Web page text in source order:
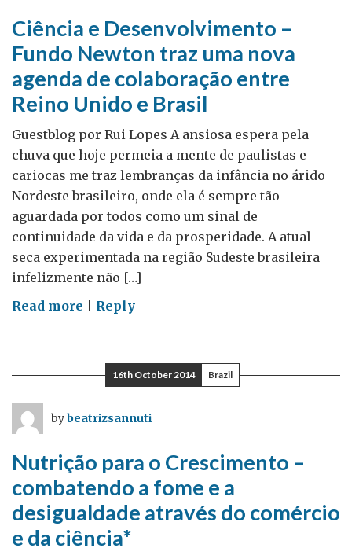
Dady
Ciência e Desenvolvimento –
Fundo Newton traz uma nova
agenda de colaboração entre
Reino Unido e Brasil
Guestblog por Rui Lopes A ansiosa espera pela
chuva que hoje permeia a mente de paulistas e
cariocas me traz lembranças da infância no árido
Nordeste brasileiro, onde ela é sempre tão
aguardada por todos como um sinal de
continuidade da vida e da prosperidade. A atual
seca experimentada na região Sudeste brasileira
infelizmente não […]
Read more on
Desenvolvimento
uma
nova
agenda
colaboração
Reply
16th October 2014 Brazil
bybeatrizsannuti
Nutrição para o Crescimento –
combatendo a fome e a
desigualdade através do comércio
e da ciência*